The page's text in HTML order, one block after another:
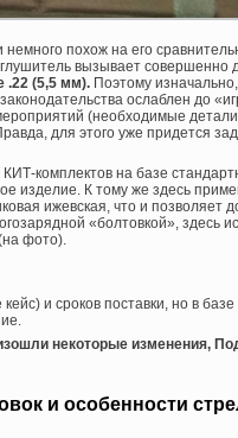
похож на его
вызывает совершенно
.22 (5,5 мм). Поэтому
ослаблен до
(необходимые детали
для этого уже придется
комплектов на базе
изделие. К тому же здесь
ижевская, что и позволяет
«болтовкой», здесь
фото).
и сроков поставки, но в
некоторые изменения,
и особенности